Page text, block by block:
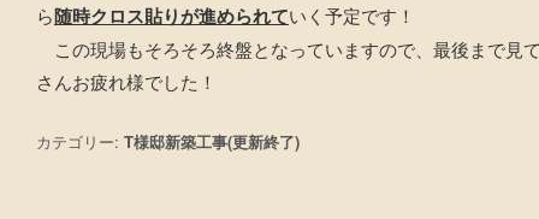
ら随時クロス貼りが進められていく予定です！
この現場もそろそろ終盤となっていますので、最後まで見
さんお疲れ様でした！
カテゴリー: T様邸新築工事(更新終了)